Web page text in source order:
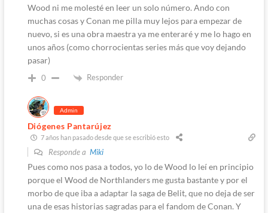
Wood ni me molesté en leer un solo número. Ando con
muchas cosas y Conan me pilla muy lejos para empezar de
nuevo, si es una obra maestra ya me enteraré y me lo hago en
unos años (como chorrocientas series más que voy dejando
pasar)
0 Responder
Admin
Diógenes Pantarújez
7 años han pasado desde que se escribió esto
Responde a Miki
Pues como nos pasa a todos, yo lo de Wood lo leí en principio
porque el Wood de Northlanders me gusta bastante y por el
morbo de que iba a adaptar la saga de Belit, que no deja de ser
una de esas historias sagradas para el fandom de Conan. Y